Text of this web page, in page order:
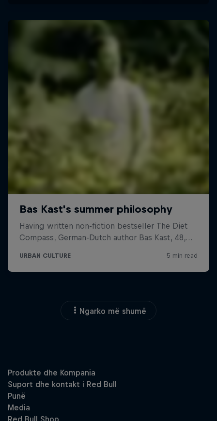
Ngarko më shumë